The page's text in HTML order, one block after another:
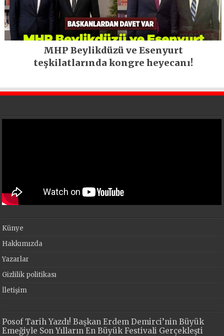
MHP Beylikdüzü ve Esenyurt
teşkilatlarında kongre heyecanı!
Künye
Hakkımızda
Yazarlar
Gizlilik politikası
İletişim
Posof Tarih Yazdı! Başkan Erdem Demirci’nin Büyük
Emeğiyle Son Yılların En Büyük Festivali Gerçekleşti